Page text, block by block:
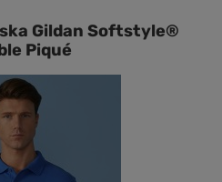
Gildan Softstyle®
Piqué